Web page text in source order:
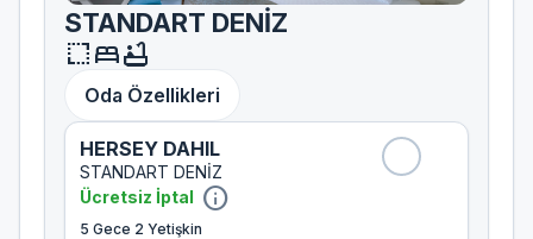
STANDART DENİZ
resizebedbathtub
Oda Özellikleri
HERSEY DAHIL
STANDART DENİZ
Ücretsiz İptal info
5 Gece 2 Yetişkin